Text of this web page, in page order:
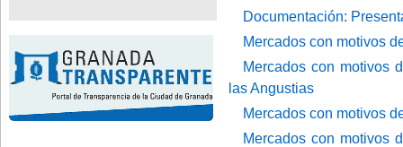
Documentación:
Mercados con motivos
Mercados con motivos
las Angustias
Mercados con motivos
Mercados con motivos